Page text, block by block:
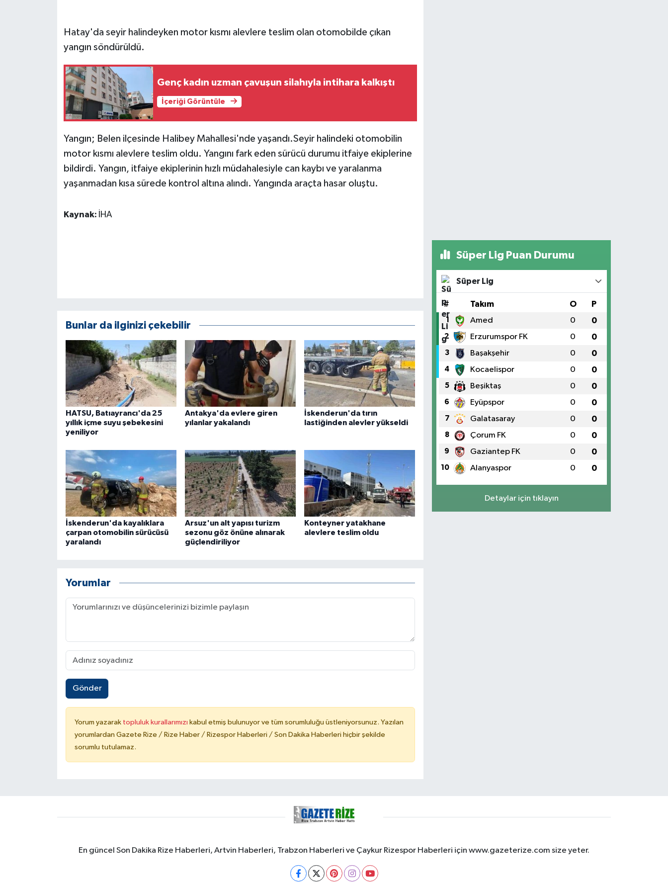
Hatay'da seyir halindeyken motor kısmı alevlere teslim olan otomobilde çıkan
yangın söndürüldü.
Genç kadın uzman çavuşun silahıyla intihara kalkıştı
İçeriği Görüntüle
Yangın; Belen ilçesinde Halibey Mahallesi'nde yaşandı.Seyir halindeki otomobilin
motor kısmı alevlere teslim oldu. Yangını fark eden sürücü durumu itfaiye ekiplerine
bildirdi. Yangın, itfaiye ekiplerinin hızlı müdahalesiyle can kaybı ve yaralanma
yaşanmadan kısa sürede kontrol altına alındı. Yangında araçta hasar oluştu.
Kaynak: İHA
Bunlar da ilginizi çekebilir
HATSU, Batıayrancı'da 25
yıllık içme suyu şebekesini
yeniliyor
Antakya'da evlere giren
yılanlar yakalandı
İskenderun'da tırın
lastiğinden alevler yükseldi
İskenderun'da kayalıklara
çarpan otomobilin sürücüsü
yaralandı
Arsuz'un alt yapısı turizm
sezonu göz önüne alınarak
güçlendiriliyor
Konteyner yatakhane
alevlere teslim oldu
Yorumlar
Gönder
Yorum yazarak topluluk kurallarımızı kabul etmiş bulunuyor ve tüm sorumluluğu üstleniyorsunuz. Yazılan
yorumlardan Gazete Rize / Rize Haber / Rizespor Haberleri / Son Dakika Haberleri hiçbir şekilde
sorumlu tutulamaz.
Süper Lig Puan Durumu
Süper Lig
# Takım O P
1 Amed 0 0
2 Erzurumspor FK 0 0
3 Başakşehir 0 0
4 Kocaelispor 0 0
5 Beşiktaş 0 0
6 Eyüpspor 0 0
7 Galatasaray 0 0
8 Çorum FK 0 0
9 Gaziantep FK 0 0
10 Alanyaspor 0 0
Detaylar için tıklayın
En güncel Son Dakika Rize Haberleri, Artvin Haberleri, Trabzon Haberleri ve Çaykur Rizespor Haberleri için www.gazeterize.com size yeter.
GÜNDEM
HABERDE İNSAN
İş Dünyası
SPOR HABERLERİ
TEKNOLOJİ
ÜLKE GÜNDEMİ
Yerel Haberler